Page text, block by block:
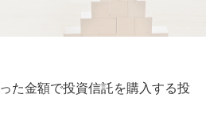
た金額で投資信託を購入する投